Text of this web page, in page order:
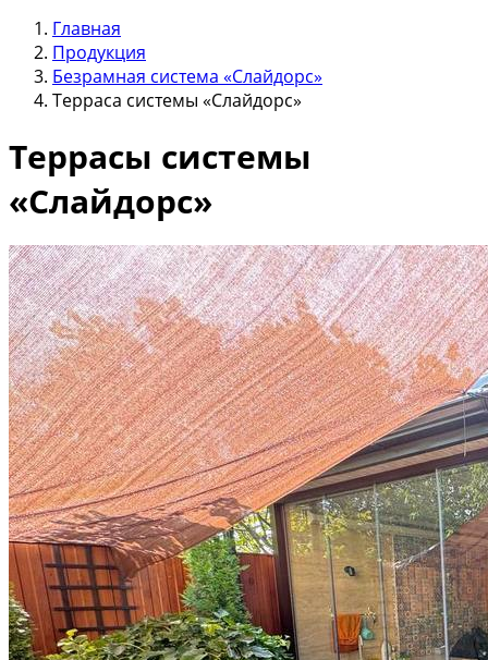
Главная
Продукция
Безрамная система «Слайдорс»
Терраса системы «Слайдорс»
Террасы системы
«Слайдорс»